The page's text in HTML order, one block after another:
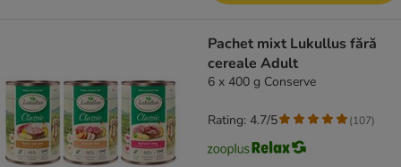
Pachet mixt Lukullus fără
cereale Adult
6 x 400 g Conserve
Rating: 4.7/5 (107)